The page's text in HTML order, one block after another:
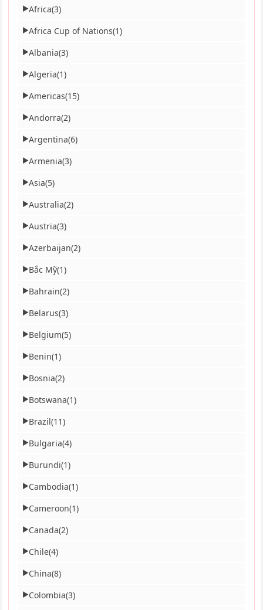
▶Africa(3)
▶Africa Cup of Nations(1)
▶Albania(3)
▶Algeria(1)
▶Americas(15)
▶Andorra(2)
▶Argentina(6)
▶Armenia(3)
▶Asia(5)
▶Australia(2)
▶Austria(3)
▶Azerbaijan(2)
▶Bắc Mỹ(1)
▶Bahrain(2)
▶Belarus(3)
▶Belgium(5)
▶Benin(1)
▶Bosnia(2)
▶Botswana(1)
▶Brazil(11)
▶Bulgaria(4)
▶Burundi(1)
▶Cambodia(1)
▶Cameroon(1)
▶Canada(2)
▶Chile(4)
▶China(8)
▶Colombia(3)